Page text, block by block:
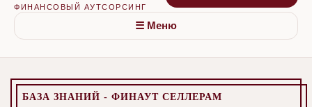
ФИНАНСОВЫЙ АУТСОРСИНГ
☰ Меню
БАЗА ЗНАНИЙ - ФИНАУТ СЕЛЛЕРАМ